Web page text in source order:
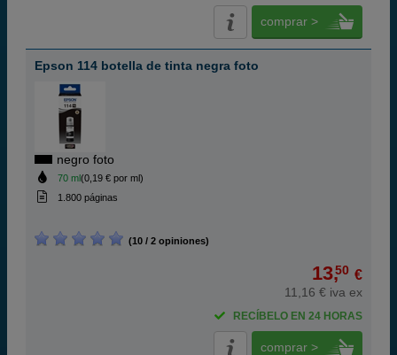
comprar >
Epson 114 botella de tinta negra foto
negro foto
70 ml(0,19 € por ml)
1.800 páginas
(10 / 2 opiniones)
13,50 €
11,16 € iva ex
RECÍBELO EN 24 HORAS
comprar >